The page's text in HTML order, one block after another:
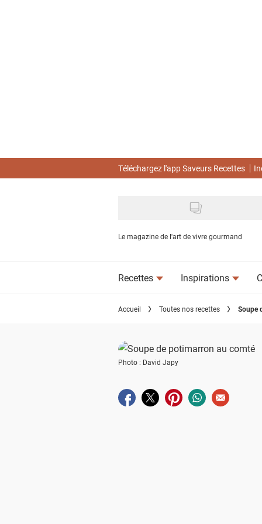
Téléchargez l'app Saveurs Recettes
Le magazine de l'art de vivre gourmand
Recettes Inspirations
Accueil Toutes nos recettes Soupe
Photo : David Japy
Partager sur facebook
Partager sur twitter
Partager sur pinterest
Partager sur
Envoyer à